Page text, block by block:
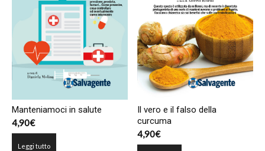
Manteniamoci in salute
4,90€
Leggi tutto
Il vero e il falso della
curcuma
4,90€